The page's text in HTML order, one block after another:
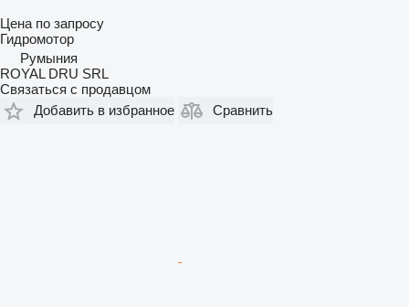
Цена по запросу
Гидромотор
Румыния
ROYAL DRU SRL
Связаться с продавцом
Добавить в избранное
Сравнить